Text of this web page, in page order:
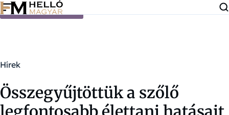
Ugrás a tartalomra
Hírek
Összegyűjtöttük a szőlő